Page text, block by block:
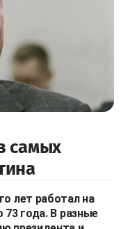
самых
лет работал на
года. В разные